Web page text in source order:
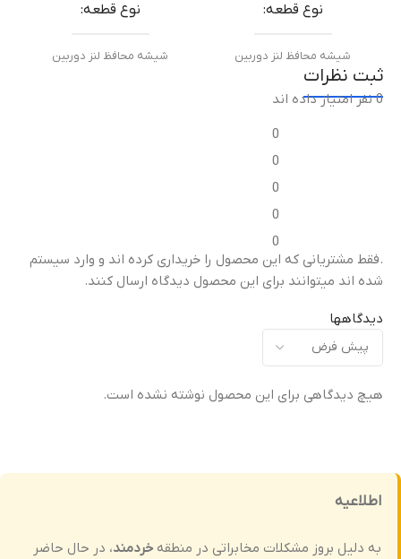
نوع قطعه
شیشه محافظ لنز دوربین
مدل گوشی سازگار
Motorola Edge 50 Fusion
اورجینال (Original Equipment
Manufacturer – OEM)
ضمانت سلامت فیزیکی کالا
نوع قطعه
شیشه محافظ لنز دوربین
Manufacturer – OEM)
ثبت نظرات
0 نفر امتیاز داده اند
0
0
0
0
0
دیدگاهها
هیچ دیدگاهی برای این محصول نوشته نشده است.
.فقط مشتریانی که این محصول را خریداری کرده اند و وارد سیستم
شده اند میتوانند برای این محصول دیدگاه ارسال کنند.
اطلاعیه
به دلیل بروز مشکلات مخابراتی در منطقه خردمند، در حال حاضر